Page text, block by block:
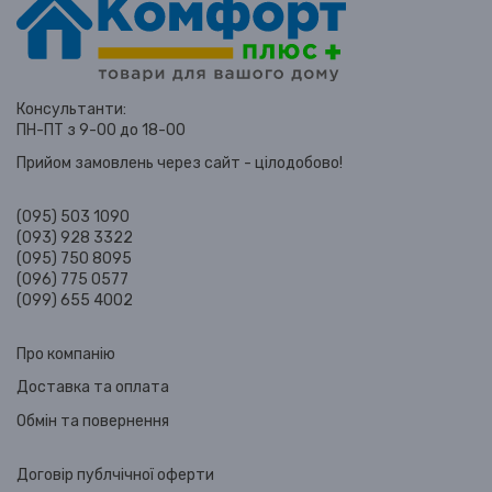
Консультанти:
ПН-ПТ з 9-00 до 18-00
Прийом замовлень через сайт - цілодобово!
(095) 503 1090
(093) 928 3322
(095) 750 8095
(096) 775 0577
(099) 655 4002
Про компанію
Доставка та оплата
Обмін та повернення
Договір публчічної оферти